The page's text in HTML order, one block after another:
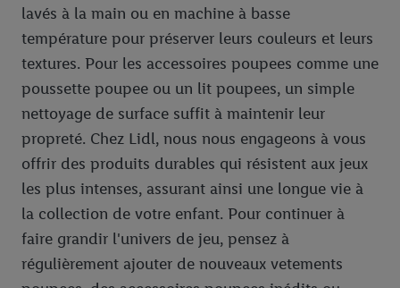
lavés à la main ou en machine à basse
température pour préserver leurs couleurs et leurs
textures. Pour les accessoires poupees comme une
poussette poupee ou un lit poupees, un simple
nettoyage de surface suffit à maintenir leur
propreté. Chez Lidl, nous nous engageons à vous
offrir des produits durables qui résistent aux jeux
les plus intenses, assurant ainsi une longue vie à
la collection de votre enfant. Pour continuer à
faire grandir l'univers de jeu, pensez à
régulièrement ajouter de nouveaux vetements